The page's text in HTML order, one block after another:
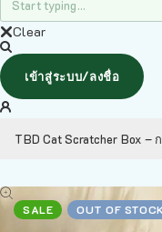
Clear
เข้าสู่ระบบ/ลงชื่อ
TBD Cat Scratcher Box
SALE OUT OF STOCK